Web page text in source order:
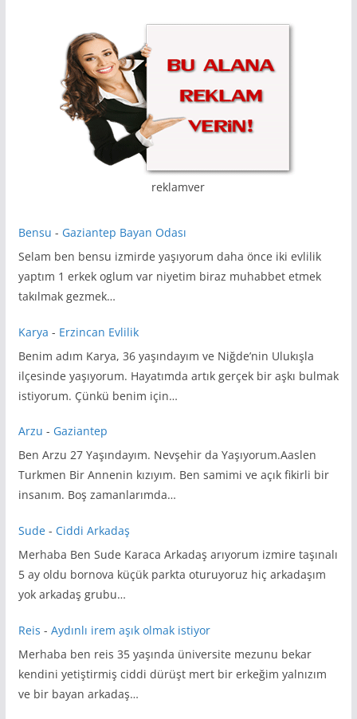
reklamver
Bensu - Gaziantep Bayan Odası
Selam ben bensu izmirde yaşıyorum daha önce iki evlilik
yaptım 1 erkek oglum var niyetim biraz muhabbet etmek
takılmak gezmek…
Karya - Erzincan Evlilik
Benim adım Karya, 36 yaşındayım ve Niğde’nin Ulukışla
ilçesinde yaşıyorum. Hayatımda artık gerçek bir aşkı bulmak
istiyorum. Çünkü benim için…
Arzu - Gaziantep
Ben Arzu 27 Yaşındayım. Nevşehir da Yaşıyorum.Aaslen
Turkmen Bir Annenin kızıyım. Ben samimi ve açık fikirli bir
insanım. Boş zamanlarımda…
Sude- Ciddi Arkadaş
Merhaba Ben Sude Karaca Arkadaş arıyorum izmire taşınalı
5 ay oldu bornova küçük parkta oturuyoruz hiç arkadaşım
yok arkadaş grubu…
Reis - Aydınlı irem aşık olmak istiyor
Merhaba ben reis 35 yaşında üniversite mezunu bekar
kendini yetiştirmiş ciddi dürüşt mert bir erkeğim yalnızım
ve bir bayan arkadaş…